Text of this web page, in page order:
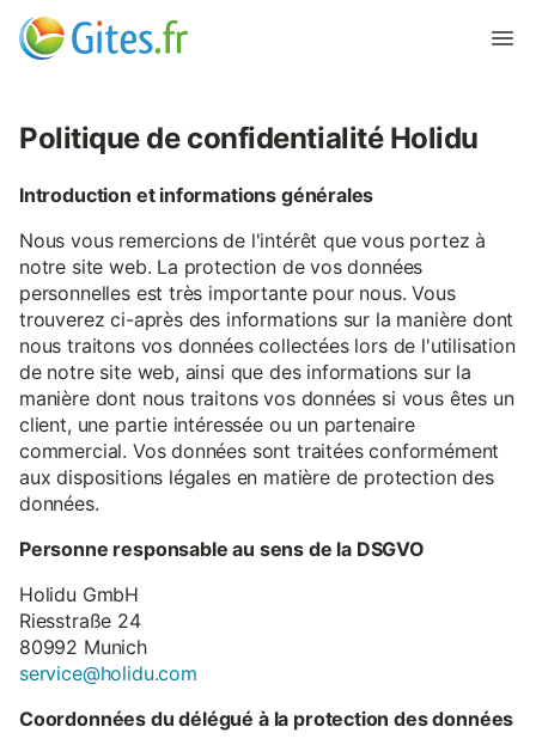
Politique de confidentialité Holidu
Introduction et informations générales
Nous vous remercions de l'intérêt que vous portez à
notre site web. La protection de vos données
personnelles est très importante pour nous. Vous
trouverez ci-après des informations sur la manière dont
nous traitons vos données collectées lors de l'utilisation
de notre site web, ainsi que des informations sur la
manière dont nous traitons vos données si vous êtes un
client, une partie intéressée ou un partenaire
commercial. Vos données sont traitées conformément
aux dispositions légales en matière de protection des
données.
Personne responsable au sens de la DSGVO
Holidu GmbH
Riesstraße 24
80992 Munich
service@holidu.com
Coordonnées du délégué à la protection des données